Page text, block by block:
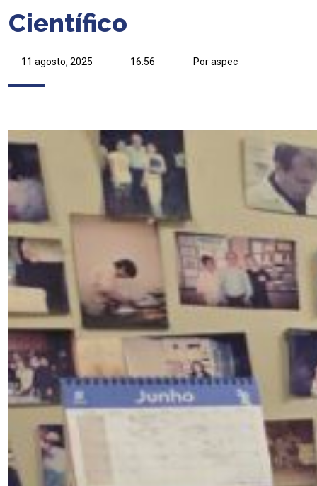
Científico
11 agosto, 2025 16:56 Por aspec